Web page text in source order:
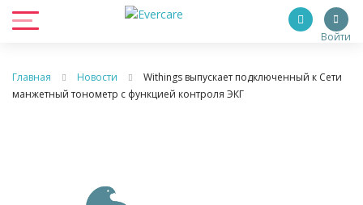
Войти
Главная Новости
Withings выпускает подключенный к Сети
манжетный тонометр с функцией контроля ЭКГ